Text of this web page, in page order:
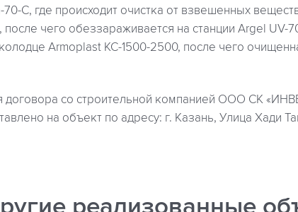
С, где происходит очистка от взвешенных
чего обеззараживается на станции Argel UV-
Armoplast КС-1500-2500, после чего
договора со строительной компанией ООО СК
на объект по адресу: г. Казань, Улица Хади